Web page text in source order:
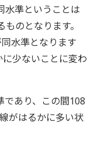
水準ということは
のとなります。
水準となります
少ないことに変わ
であり、この間108
がはるかに多い状